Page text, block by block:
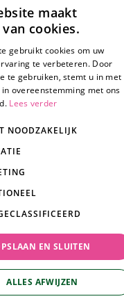
ons
Green
maakt
cookies.
gebruikt cookies om uw
te verbeteren. Door
te gebruiken, stemt u in met
overeenstemming met ons
Lees verder
NOODZAKELIJK
EN SLUITEN
ALLES AFWIJZEN